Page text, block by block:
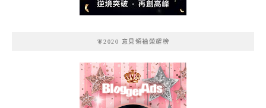
🧚2020 意見領袖榮耀榜